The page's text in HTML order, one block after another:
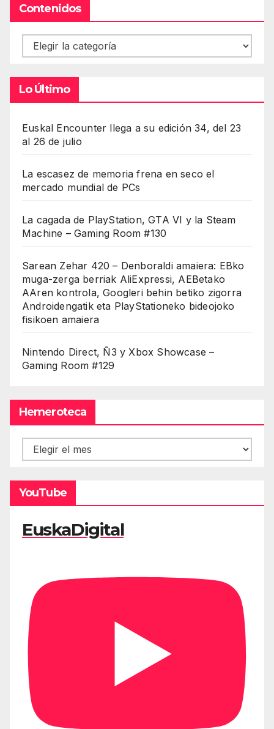
Contenidos
Contenidos
Lo Último
Euskal Encounter llega a su edición 34, del 23
al 26 de julio
La escasez de memoria frena en seco el
mercado mundial de PCs
La cagada de PlayStation, GTA VI y la Steam
Machine – Gaming Room #130
Sarean Zehar 420 – Denboraldi amaiera: EBko
muga-zerga berriak AliExpressi, AEBetako
AAren kontrola, Googleri behin betiko zigorra
Androidengatik eta PlayStationeko bideojoko
fisikoen amaiera
Nintendo Direct, Ñ3 y Xbox Showcase –
Gaming Room #129
Hemeroteca
Hemeroteca
YouTube
EuskaDigital